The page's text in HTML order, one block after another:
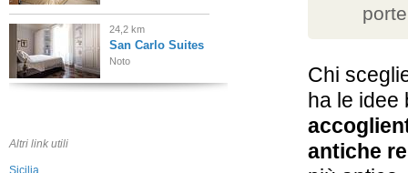
Chi
ha le idee
antiche
24,2 km
San Carlo Suites
Noto
Altri link utili
Sicilia